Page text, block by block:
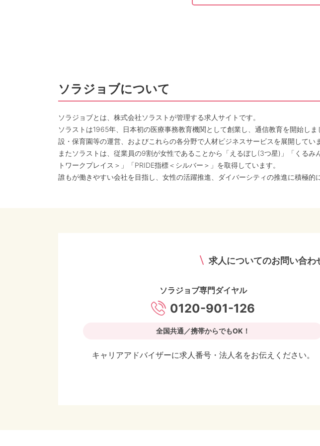
ソラジョブについて
ソラジョブとは、株式会社ソラストが管理する求人サイトです。
ソラストは1965年、日本初の医療事務教育機関として創業し、通信教育を開始し
設・保育園等の運営、およびこれらの各分野で人材ビジネスサービスを展開してい
またソラストは、従業員の9割が女性であることから「えるぼし(3つ星)」「くる
トワークプレイス＞」「PRIDE指標＜シルバー＞」を取得しています。
誰もが働きやすい会社を目指し、女性の活躍推進、ダイバーシティの推進に積極的
求人についてのお問い合
ソラジョブ専門ダイヤル
0120-901-126
全国共通／携帯からでもOK！
キャリアアドバイザーに求人番号・法人名をお伝えください。